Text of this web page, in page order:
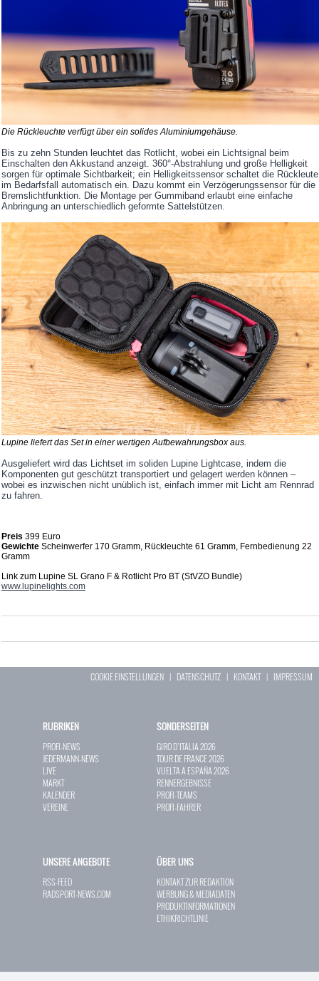
Die Rückleuchte verfügt über ein solides Aluminiumgehäuse.
Bis zu zehn Stunden leuchtet das Rotlicht, wobei ein Lichtsignal beim
Einschalten den Akkustand anzeigt. 360°-Abstrahlung und große Helligkeit
sorgen für optimale Sichtbarkeit; ein Helligkeitssensor schaltet die Rückleute
im Bedarfsfall automatisch ein. Dazu kommt ein Verzögerungssensor für die
Bremslichtfunktion. Die Montage per Gummiband erlaubt eine einfache
Anbringung an unterschiedlich geformte Sattelstützen.
Lupine liefert das Set in einer wertigen Aufbewahrungsbox aus.
Ausgeliefert wird das Lichtset im soliden Lupine Lightcase, indem die
Komponenten gut geschützt transportiert und gelagert werden können –
wobei es inzwischen nicht unüblich ist, einfach immer mit Licht am Rennrad
zu fahren.
Preis 399 Euro
Gewichte Scheinwerfer 170 Gramm, Rückleuchte 61 Gramm, Fernbedienung 22
Gramm
Link zum Lupine SL Grano F & Rotlicht Pro BT (StVZO Bundle)
www.lupinelights.com
COOKIE EINSTELLUNGEN | DATENSCHUTZ | KONTAKT| IMPRESSUM
RUBRIKEN
PROFI-NEWS
JEDERMANN-NEWS
LIVE
MARKT
KALENDER
VEREINE
SONDERSEITEN
GIRO D`ITALIA 2026
TOUR DE FRANCE 2026
VUELTA A ESPAÑA 2026
RENNERGEBNISSE
PROFI-TEAMS
PROFI-FAHRER
UNSERE ANGEBOTE
RSS-FEED
RADSPORT-NEWS.COM
ÜBER UNS
KONTAKT ZUR REDAKTION
WERBUNG & MEDIADATEN
PRODUKTINFORMATIONEN
ETHIKRICHTLINIE